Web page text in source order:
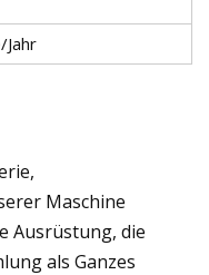
Jahr
Maschine
Ausrüstung, die
als Ganzes